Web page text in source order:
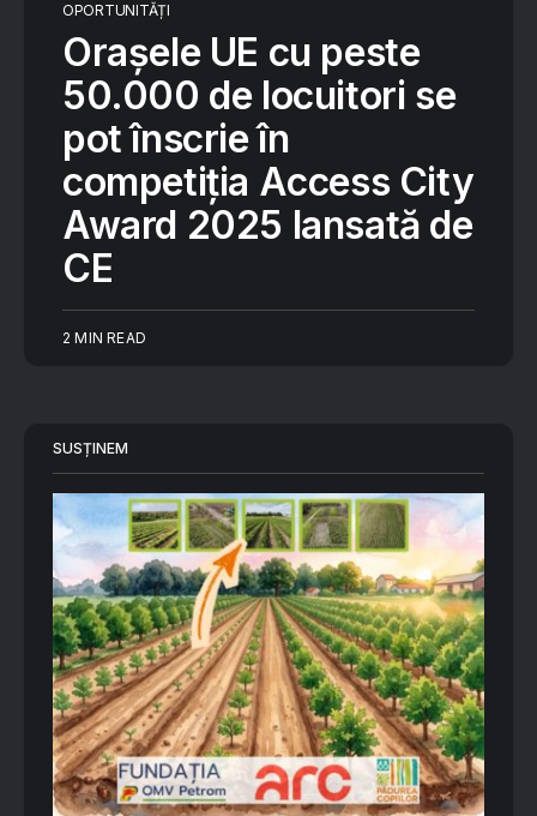
OPORTUNITĂȚI
Orașele UE cu peste
50.000 de locuitori se
pot înscrie în
competiția Access City
Award 2025 lansată de
CE
2 MIN READ
SUSȚINEM